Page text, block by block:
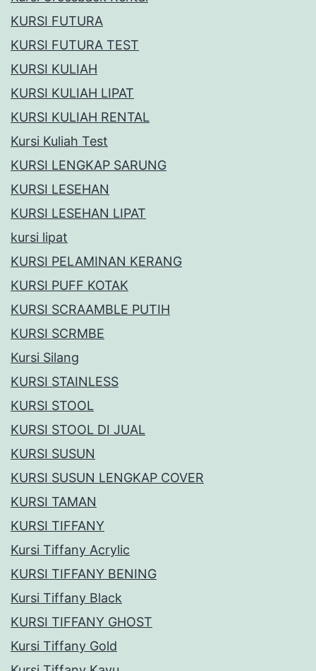
KURSI FUTURA
KURSI FUTURA TEST
KURSI KULIAH
KURSI KULIAH LIPAT
KURSI KULIAH RENTAL
Kursi Kuliah Test
KURSI LENGKAP SARUNG
KURSI LESEHAN
KURSI LESEHAN LIPAT
kursi lipat
KURSI PELAMINAN KERANG
KURSI PUFF KOTAK
KURSI SCRAAMBLE PUTIH
KURSI SCRMBE
Kursi Silang
KURSI STAINLESS
KURSI STOOL
KURSI STOOL DI JUAL
KURSI SUSUN
KURSI SUSUN LENGKAP COVER
KURSI TAMAN
KURSI TIFFANY
Kursi Tiffany Acrylic
KURSI TIFFANY BENING
Kursi Tiffany Black
KURSI TIFFANY GHOST
Kursi Tiffany Gold